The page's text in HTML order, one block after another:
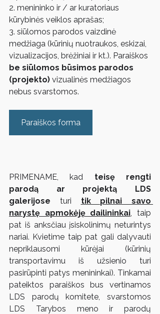
2. menininko ir / ar kuratoriaus
kūrybinės veiklos aprašas;
3. siūlomos parodos vaizdinė
medžiaga (kūrinių nuotraukos, eskizai,
vizualizacijos, brėžiniai ir kt.). Paraiškos
be siūlomos būsimos parodos
(projekto) vizualinės medžiagos
nebus svarstomos.
Paraiškos forma
PRIMENAME, kad teisę rengti
parodą ar projektą LDS
galerijose turi tik pilnai savo
narystę apmokėję dailininkai , taip
pat iš anksčiau įsiskolinimų neturintys
nariai. Kvietime taip pat gali dalyvauti
nepriklausomi kūrėjai (kūrinių
transportavimu iš užsienio turi
pasirūpinti patys menininkai). Tinkamai
pateiktos paraiškos bus vertinamos
LDS parodų komitete, svarstomos
LDS Tarybos meno ir parodų